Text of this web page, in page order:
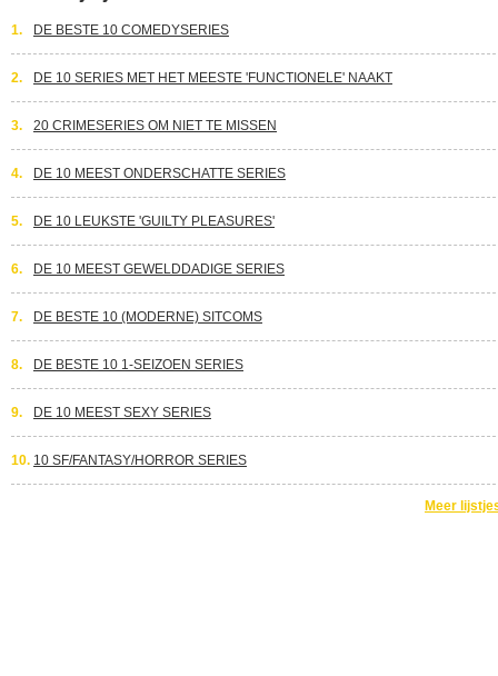
1. DE BESTE 10 COMEDYSERIES
2. DE 10 SERIES MET HET MEESTE 'FUNCTIONELE' NAAKT
3. 20 CRIMESERIES OM NIET TE MISSEN
4. DE 10 MEEST ONDERSCHATTE SERIES
5. DE 10 LEUKSTE 'GUILTY PLEASURES'
6. DE 10 MEEST GEWELDDADIGE SERIES
7. DE BESTE 10 (MODERNE) SITCOMS
8. DE BESTE 10 1-SEIZOEN SERIES
9. DE 10 MEEST SEXY SERIES
10. 10 SF/FANTASY/HORROR SERIES
Meer